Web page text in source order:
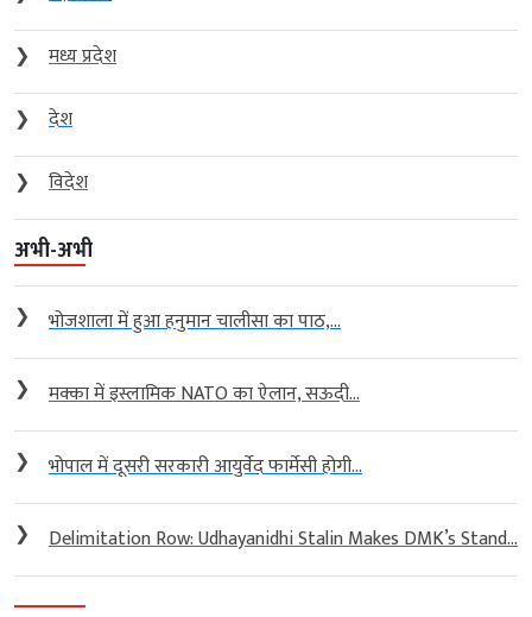
❯
मध्य प्रदेश
❯
देश
❯
विदेश
अभी-अभी
❯ भोजशाला में हुआ हनुमान चालीसा का पाठ,...
❯ मक्का में इस्लामिक NATO का ऐलान, सऊदी...
❯ भोपाल में दूसरी सरकारी आयुर्वेद फार्मेसी होगी...
❯ Delimitation Row: Udhayanidhi Stalin Makes DMK’s Stand...